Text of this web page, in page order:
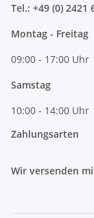
Tel.: +49 (0) 2421
Montag - Freitag
09:00 - 17:00 Uhr
Samstag
10:00 - 14:00 Uhr
Zahlungsarten
Wir versenden